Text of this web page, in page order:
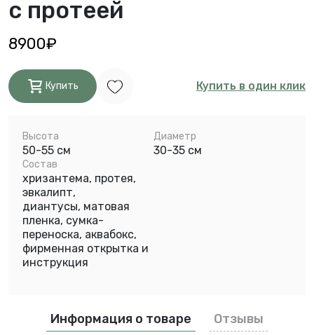
с протеей
8900₽
Купить Купить в один клик
Высота
50-55 см
Диаметр
30-35 см
Состав
хризантема, протея,
эвкалипт,
диантусы, матовая
пленка, сумка-
переноска, аквабокс,
фирменная открытка и
инструкция
Информация о товаре Отзывы